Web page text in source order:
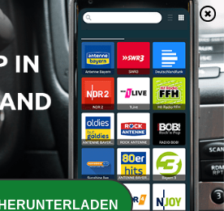
tá chegando!
-0300
pouquinho
-0300
Monstro!
11:56:00 -0300
segunda-feira!
10:27:00 -0300